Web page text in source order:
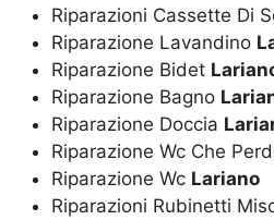
Riparazioni Cassette Di
Riparazione Lavandino
Riparazione Bidet
Riparazione Bagno
Riparazione Doccia
Riparazione Wc Che
Riparazione Wc Lariano
Riparazioni Rubinetti